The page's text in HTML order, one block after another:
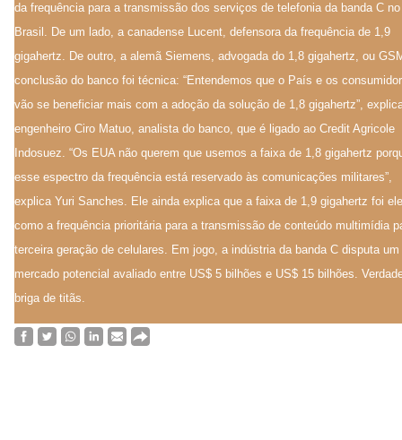
da frequência para a transmissão dos serviços de telefonia da banda C no
Brasil. De um lado, a canadense Lucent, defensora da frequência de 1,9
gigahertz. De outro, a alemã Siemens, advogada do 1,8 gigahertz, ou
conclusão do banco foi técnica: “Entendemos que o País e os
vão se beneficiar mais com a adoção da solução de 1,8 gigahertz”,
engenheiro Ciro Matuo, analista do banco, que é ligado ao Credit Agricole
Indosuez. “Os EUA não querem que usemos a faixa de 1,8 gigahertz
esse espectro da frequência está reservado às comunicações militares”,
explica Yuri Sanches. Ele ainda explica que a faixa de 1,9 gigahertz foi
como a frequência prioritária para a transmissão de conteúdo multimídia
terceira geração de celulares. Em jogo, a indústria da banda C disputa um
mercado potencial avaliado entre US$ 5 bilhões e US$ 15 bilhões.
briga de titãs.